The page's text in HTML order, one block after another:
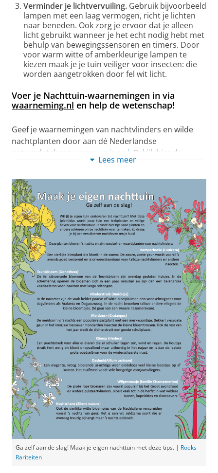
Verminder je lichtvervuiling. Gebruik bijvoorbeeld
lampen met een laag vermogen, richt je lichten
naar beneden. Ook zorg je ervoor dat je alleen
licht gebruikt wanneer je het echt nodig hebt met
behulp van bewegingssensoren en timers. Door
voor warm witte of amberkleurige lampen te
kiezen maak je je tuin veiliger voor insecten: die
worden aangetrokken door fel wit licht.
Voer je Nachttuin-waarnemingen in via
waarneming.nl en help de wetenschap!
Geef je waarnemingen van nachtvlinders en wilde
nachtplanten door aan dé Nederlandse
natuurdatabase:
waarneming.nl . Bekijk hier de
snelstartgids van waarneming.nl
Voor het invoeren van Nachttuin-waarnemingen in
het veld zijn er twee gebruiksvriendelijke apps. Bekijk
hier eenhandleiding van deze 2 waarnemingsapps:
Obsmapp zorgt ervoor dat je overal ter wereld
kan invoeren wat je op dat moment, op die plek
hebt gezien, gehoord of geroken. Voor deze app
is gps wél en internettoegang ter plaatse niet een
vereiste.
Obsidentifyis in Nederland heel bruikbaar voor
het herkennen van een soort: laad een foto van
een dier of plant in de app laat de
computerkracht erop los. De kans is groot dat
Obsidentify de soort of in elk geval de soortgroep
herkent.
Lees meer
Ga zelf aan de slag! Maak je eigen nachttuin met deze tips. | Roeks
Rariteiten